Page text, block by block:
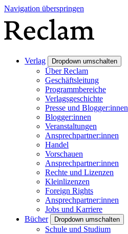
Navigation überspringen
Verlag Dropdown umschalten
Über Reclam
Geschäftsleitung
Programmbereiche
Verlagsgeschichte
Presse und Blogger:innen
Blogger:innen
Veranstaltungen
Ansprechpartner:innen
Handel
Vorschauen
Ansprechpartner:innen
Rechte und Lizenzen
Kleinlizenzen
Foreign Rights
Ansprechpartner:innen
Jobs und Karriere
Bücher
Dropdown umschalten
Schule und Studium